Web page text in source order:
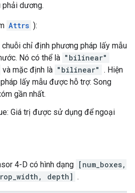
phải dương.
Attrs ):
chỉ định phương pháp lấy mẫu
Nó có thể là "bilinear"
và mặc định là "bilinear" . Hiện
lấy mẫu được hỗ trợ: Song
gần nhất.
Giá trị được sử dụng để ngoại
4-D có hình dạng [num_boxes,
depth] .